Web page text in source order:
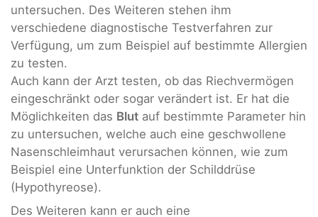
untersuchen. Des Weiteren stehen ihm
verschiedene diagnostische Testverfahren zur
Verfügung, um zum Beispiel auf bestimmte Allergien
zu testen.
Auch kann der Arzt testen, ob das Riechvermögen
eingeschränkt oder sogar verändert ist. Er hat die
Möglichkeiten das Blut auf bestimmte Parameter hin
zu untersuchen, welche auch eine geschwollene
Nasenschleimhaut verursachen können, wie zum
Beispiel eine Unterfunktion der Schilddrüse
(Hypothyreose).
Des Weiteren kann er auch eine